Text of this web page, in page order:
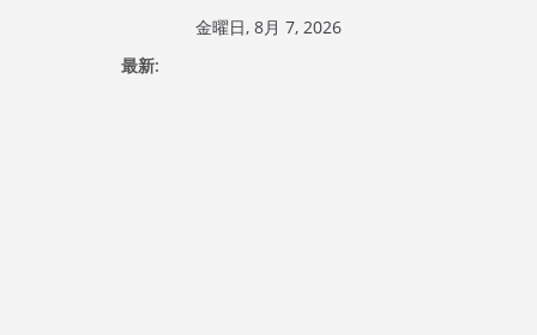
金曜日, 8月 7, 2026
最新: